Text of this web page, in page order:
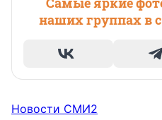
наших группах в
Новости СМИ2